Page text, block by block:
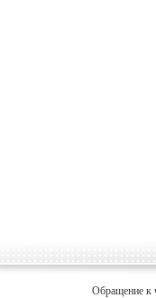
Обращение к